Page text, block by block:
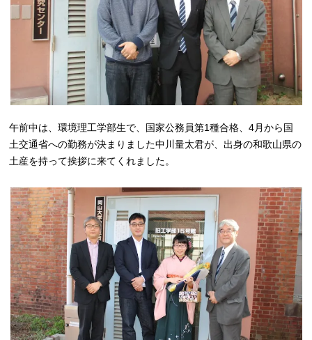
午前中は、環境理工学部生で、国家公務員第1種合格、4月から国
土交通省への勤務が決まりました中川量太君が、出身の和歌山県の
土産を持って挨拶に来てくれました。